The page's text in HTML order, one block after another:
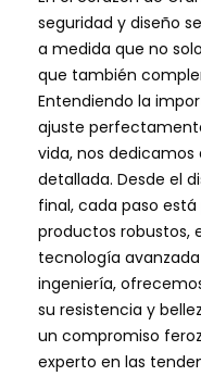
seguridad y diseño
a medida que no
que también
Entendiendo la
ajuste
vida, nos
detallada. Desde el
final, cada paso
productos robustos,
tecnología
ingeniería,
su resistencia y
un compromiso
experto en las